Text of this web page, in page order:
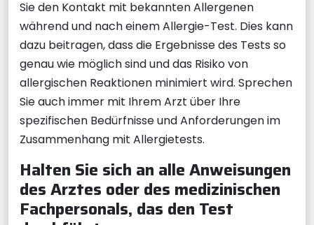
Sie den Kontakt mit bekannten Allergenen
während und nach einem Allergie-Test. Dies kann
dazu beitragen, dass die Ergebnisse des Tests so
genau wie möglich sind und das Risiko von
allergischen Reaktionen minimiert wird. Sprechen
Sie auch immer mit Ihrem Arzt über Ihre
spezifischen Bedürfnisse und Anforderungen im
Zusammenhang mit Allergietests.
Halten Sie sich an alle Anweisungen
des Arztes oder des medizinischen
Fachpersonals, das den Test